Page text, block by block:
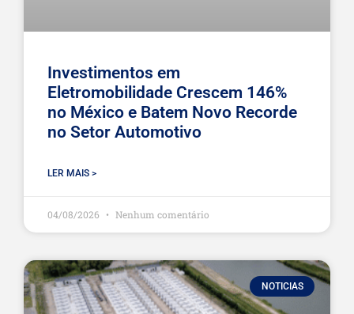
Investimentos em
Eletromobilidade Crescem 146%
no México e Batem Novo Recorde
no Setor Automotivo
LER MAIS >
04/08/2026 Nenhum comentário
NOTICIAS